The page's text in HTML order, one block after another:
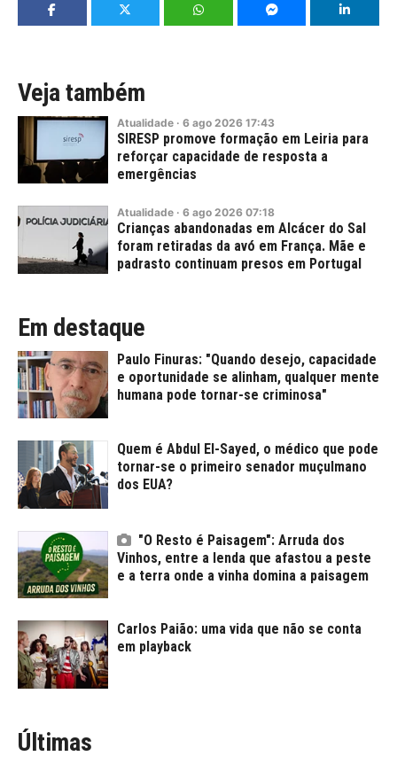
Veja também
Atualidade · 6 ago 2026 17:43
SIRESP promove formação em Leiria para
reforçar capacidade de resposta a
emergências
Atualidade · 6 ago 2026 07:18
Crianças abandonadas em Alcácer do Sal
foram retiradas da avó em França. Mãe e
padrasto continuam presos em Portugal
Em destaque
Paulo Finuras: "Quando desejo, capacidade
e oportunidade se alinham, qualquer mente
humana pode tornar-se criminosa"
Quem é Abdul El-Sayed, o médico que pode
tornar-se o primeiro senador muçulmano
dos EUA?
"O Resto é Paisagem": Arruda dos
Vinhos, entre a lenda que afastou a peste
e a terra onde a vinha domina a paisagem
Carlos Paião: uma vida que não se conta
em playback
Últimas